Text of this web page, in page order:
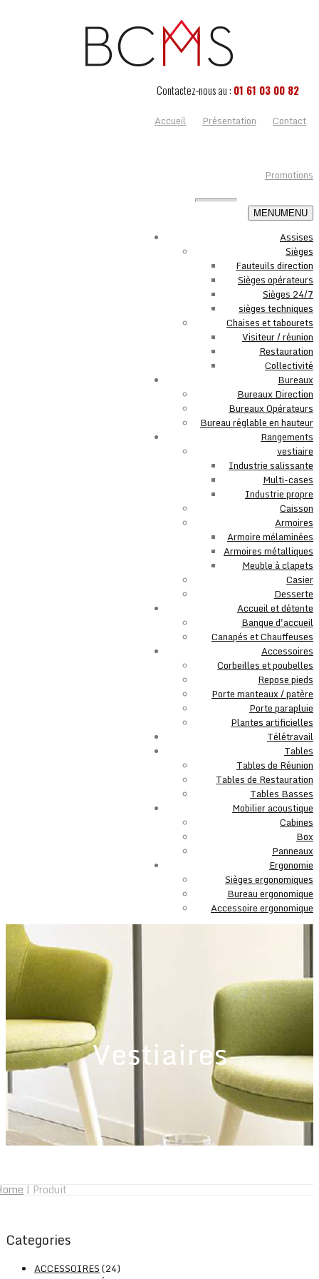
Contactez-nous au : 01 61 03 00 82
Accueil
Présentation Contact
Promotions
MENUMENU
Assises
Sièges
Fauteuils direction
Sièges opérateurs
Sièges 24/7
sièges techniques
Chaises et tabourets
Visiteur / réunion
Restauration
Collectivité
Bureaux
Bureaux Direction
Bureaux Opérateurs
Bureau réglable en hauteur
Rangements
vestiaire
Industrie salissante
Multi-cases
Industrie propre
Caisson
Armoires
Armoire mélaminées
Armoires métalliques
Meuble à clapets
Casier
Desserte
Accueil et détente
Banque d'accueil
Canapés et Chauffeuses
Accessoires
Corbeilles et poubelles
Repose pieds
Porte manteaux / patère
Porte parapluie
Plantes artificielles
Télétravail
Tables
Tables de Réunion
Tables de Restauration
Tables Basses
Mobilier acoustique
Cabines
Box
Panneaux
Ergonomie
Sièges ergonomiques
Bureau ergonomique
Accessoire ergonomique
Vestiaires
| Produit
Categories
ACCESSOIRES(24)